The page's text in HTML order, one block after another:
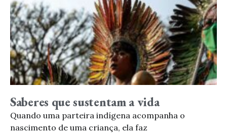
Saberes que sustentam a vida
Quando uma parteira indígena acompanha o
nascimento de uma criança, ela faz